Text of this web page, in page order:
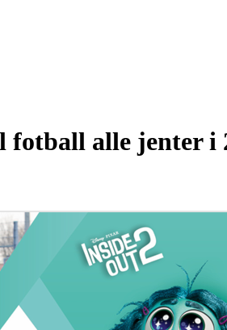
fotball alle jenter i